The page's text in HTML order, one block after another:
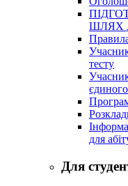
ШЛЯХ
тесту
для
Для